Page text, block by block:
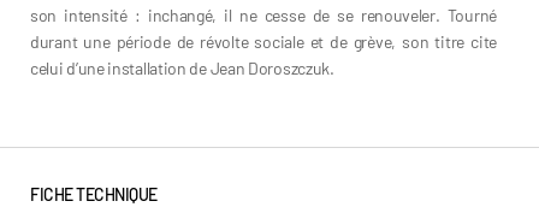
son intensité : inchangé, il ne cesse de se renouveler. Tourné
durant une période de révolte sociale et de grève, son titre cite
celui d’une installation de Jean Doroszczuk.
FICHE TECHNIQUE